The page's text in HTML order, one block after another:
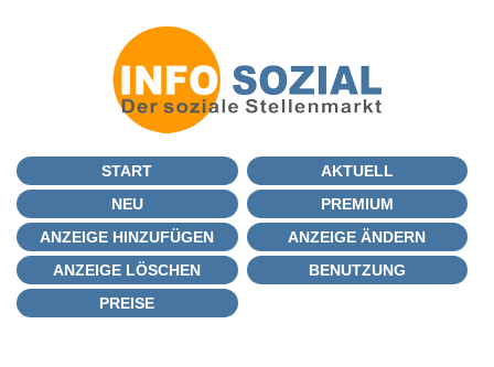
START
AKTUELL
NEU
PREMIUM
ANZEIGE HINZUFÜGEN
ANZEIGE ÄNDERN
ANZEIGE LÖSCHEN
BENUTZUNG
PREISE